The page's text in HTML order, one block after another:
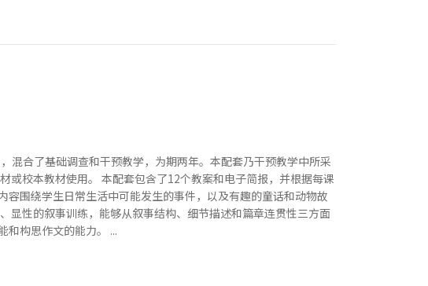
混合了基础调查和干预教学，为期两年。本配套乃干预教学中所采
或校本教材使用。 本配套包含了12个教案和电子简报，并根据每课
围绕学生日常生活中可能发生的事件，以及有趣的童话和动物故
显性的叙事训练，能够从叙事结构、细节描述和篇章连贯性三方面
和构思作文的能力。 ...